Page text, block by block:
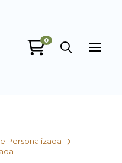
0
Personalizada